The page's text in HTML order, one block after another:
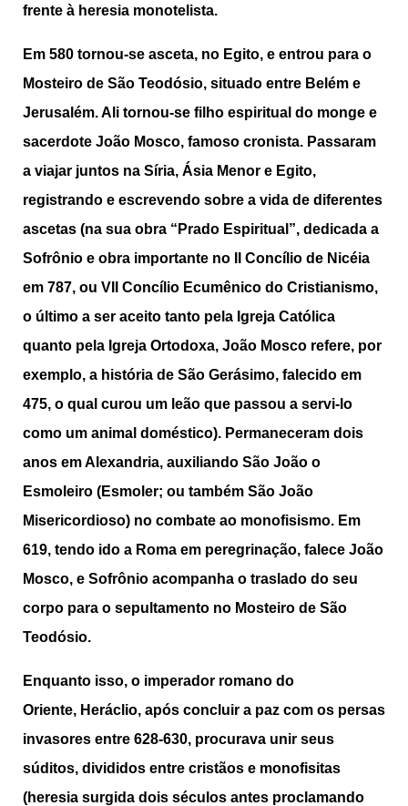
frente à heresia monotelista.
Em 580 tornou-se asceta, no Egito, e entrou para o
Mosteiro de São Teodósio, situado entre Belém e
Jerusalém. Ali tornou-se filho espiritual do monge e
sacerdote João Mosco, famoso cronista. Passaram
a viajar juntos na Síria, Ásia Menor e Egito,
registrando e escrevendo sobre a vida de diferentes
ascetas (na sua obra “Prado Espiritual”, dedicada a
Sofrônio e obra importante no II Concílio de Nicéia
em 787, ou VII Concílio Ecumênico do Cristianismo,
o último a ser aceito tanto pela Igreja Católica
quanto pela Igreja Ortodoxa, João Mosco refere, por
exemplo, a história de São Gerásimo, falecido em
475, o qual curou um leão que passou a servi-lo
como um animal doméstico). Permaneceram dois
anos em Alexandria, auxiliando São João o
Esmoleiro (Esmoler; ou também São João
Misericordioso) no combate ao monofisismo. Em
619, tendo ido a Roma em peregrinação, falece João
Mosco, e Sofrônio acompanha o traslado do seu
corpo para o sepultamento no Mosteiro de São
Teodósio.
Enquanto isso, o imperador romano do
Oriente, Heráclio, após concluir a paz com os persas
invasores entre 628-630, procurava unir seus
súditos, divididos entre cristãos e monofisitas
(heresia surgida dois séculos antes proclamando